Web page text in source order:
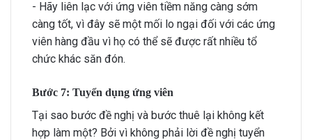
- Hãy liên lạc với ứng viên tiềm năng càng sớm
càng tốt, vì đây sẽ một mối lo ngại đối với các ứng
viên hàng đầu vì họ có thể sẽ được rất nhiều tổ
chức khác săn đón.
Bước 7: Tuyển dụng ứng viên
Tại sao bước đề nghị và bước thuê lại không kết
hợp làm một? Bởi vì không phải lời đề nghị tuyển